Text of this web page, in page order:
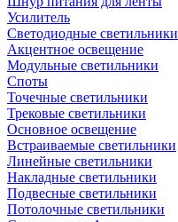
Усилитель
Светодиодные светильники
Акцентное освещение
Модульные светильники
Споты
Точечные светильники
Трековые светильники
Основное освещение
Встраиваемые светильники
Линейные светильники
Накладные светильники
Подвесные светильники
Потолочные светильники